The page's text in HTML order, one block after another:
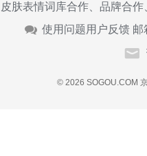
皮肤表情词库合作、品牌合
使用问题用户反馈 邮
© 2026 SOGOU.COM